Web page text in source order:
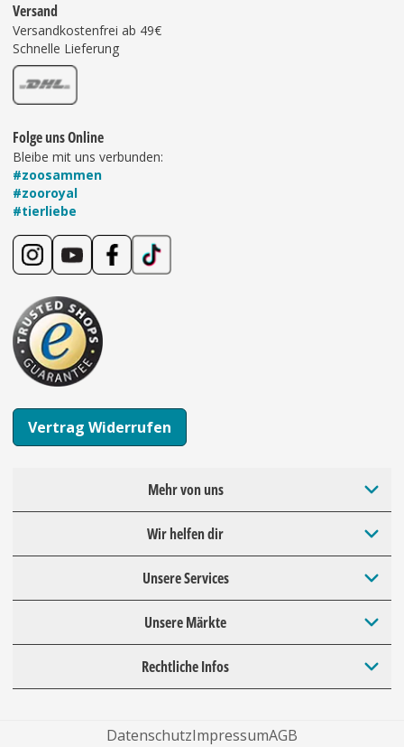
Versand
Versandkostenfrei ab 49€
Schnelle Lieferung
Folge uns Online
Bleibe mit uns verbunden:
#zoosammen
#zooroyal
#tierliebe
Vertrag Widerrufen
Mehr von uns
Wir helfen dir
Unsere Services
Unsere Märkte
Rechtliche Infos
DatenschutzImpressumAGB